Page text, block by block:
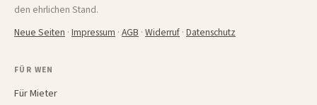
den ehrlichen Stand.
Neue Seiten · Impressum · AGB · Widerruf · Datenschutz
FÜR WEN
Für Mieter